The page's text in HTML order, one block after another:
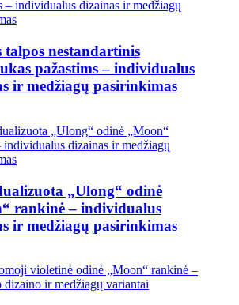
talpos nestandartinis
pažastims – individualus
ir medžiagų pasirinkimas
„Ulong“ odinė
rankinė – individualus
ir medžiagų pasirinkimas